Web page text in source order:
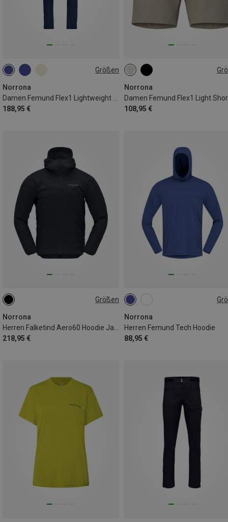
Größen
Norrona
Damen Femund Flex1 Lightweight Hose
188,95 €
XS S
Norrona
Damen Femund Flex1 Light
108,95 €
S M
Größen
Norrona
Herren Falketind Aero60 Hoodie Jacke
218,95 €
S
Norrona
Herren Femund Tech Hoodie
88,95 €
M L